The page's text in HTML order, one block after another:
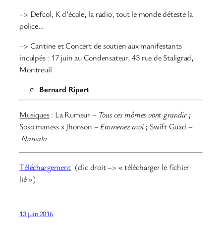
–> Defcol, K d’école, la radio, tout le monde déteste la
police…
–> Cantine et Concert de soutien aux manifestants
inculpés : 17 juin au Condensateur, 43 rue de Staligrad,
Montreuil
Bernard Ripert
Musiques: La Rumeur – Tous ces mômes vont grandir;
Soso maness x Jhonson –Emmenez moi; Swift Guad –
Narvalo
Téléchargement (clic droit –> « télécharger le fichier
lié »)
13 juin 2016